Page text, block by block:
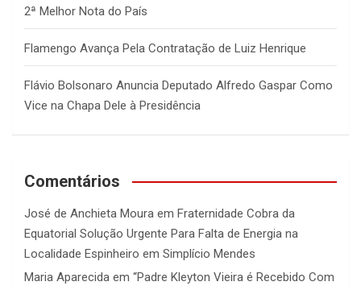
2ª Melhor Nota do País
Flamengo Avança Pela Contratação de Luiz Henrique
Flávio Bolsonaro Anuncia Deputado Alfredo Gaspar Como
Vice na Chapa Dele à Presidência
Comentários
José de Anchieta Moura em Fraternidade Cobra da
Equatorial Solução Urgente Para Falta de Energia na
Localidade Espinheiro em Simplício Mendes
Maria Aparecida em “Padre Kleyton Vieira é Recebido Com